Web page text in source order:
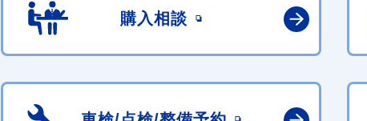
購入相談